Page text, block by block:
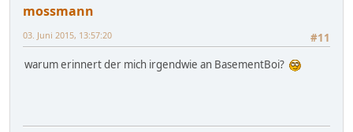
mossmann
#11
03. Juni 2015, 13:57:20
warum erinnert der mich irgendwie an BasementBoi?